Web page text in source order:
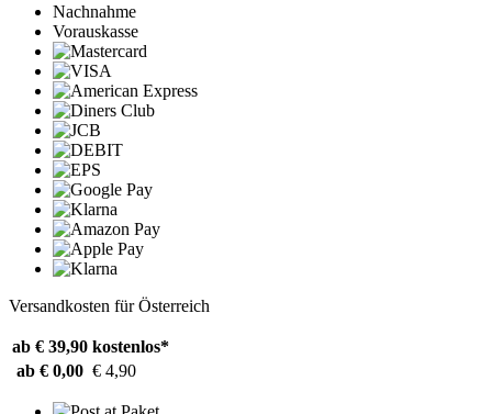
Nachnahme
Vorauskasse
Versandkosten für Österreich
ab € 39,90 kostenlos*
ab € 0,00 € 4,90